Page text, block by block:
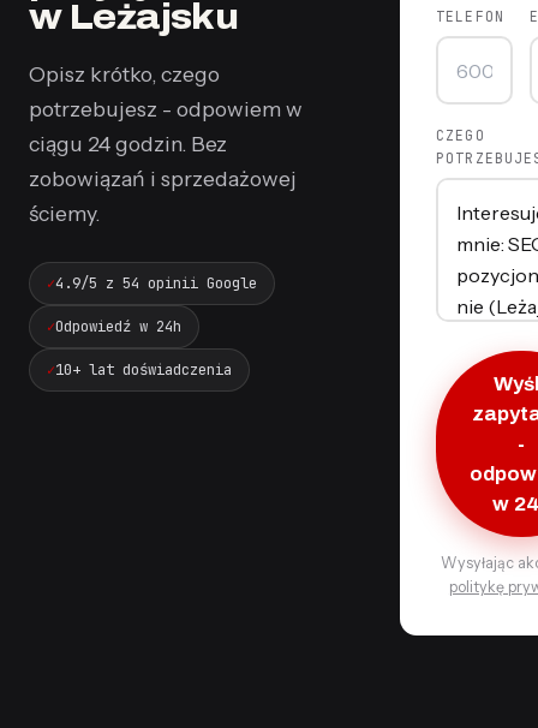
w Leżajsku
Opisz krótko, czego
potrzebujesz - odpowiem w
ciągu 24 godzin. Bez
zobowiązań i sprzedażowej
ściemy.
4.9/5 z 54 opinii Google
Odpowiedź w 24h
10+ lat doświadczenia
TELEFON
CZEGO
-
w
Wysyłając
politykę